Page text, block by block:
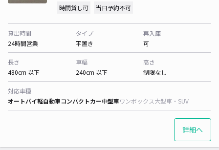
時間貸し可 当日予約不可
貸出時間
24時間営業
タイプ
平置き
再入庫
可
長さ
480cm 以下
車幅
240cm 以下
高さ
制限なし
対応車種
オートバイ軽自動車コンパクトカー中型車ワンボックス大型車・SUV
詳細へ